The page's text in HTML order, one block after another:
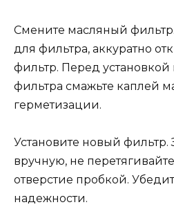
Смените масляный
для фильтра, аккуратно
фильтр. Перед установкой
фильтра смажьте каплей
герметизации.
Установите новый фильтр.
вручную, не
отверстие пробкой.
надежности.